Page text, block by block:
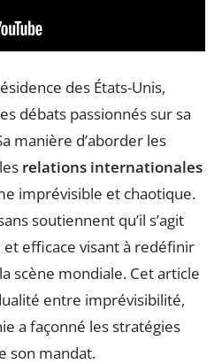
des États-Unis,
débats passionnés sur sa
manière d’aborder les
relations internationales
imprévisible et chaotique.
soutiennent qu’il s’agit
et efficace visant à redéfinir
scène mondiale. Cet article
entre imprévisibilité,
a façonné les stratégies
son mandat.